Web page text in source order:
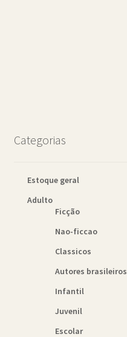
Categorias
Estoque geral
Adulto
Ficção
Nao-ficcao
Classicos
Autores brasileiros
Infantil
Juvenil
Escolar